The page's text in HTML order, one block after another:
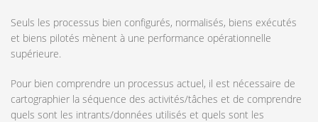
Seuls les processus bien configurés, normalisés, biens exécutés
et biens pilotés mènent à une performance opérationnelle
supérieure.
Pour bien comprendre un processus actuel, il est nécessaire de
cartographier la séquence des activités/tâches et de comprendre
quels sont les intrants/données utilisés et quels sont les